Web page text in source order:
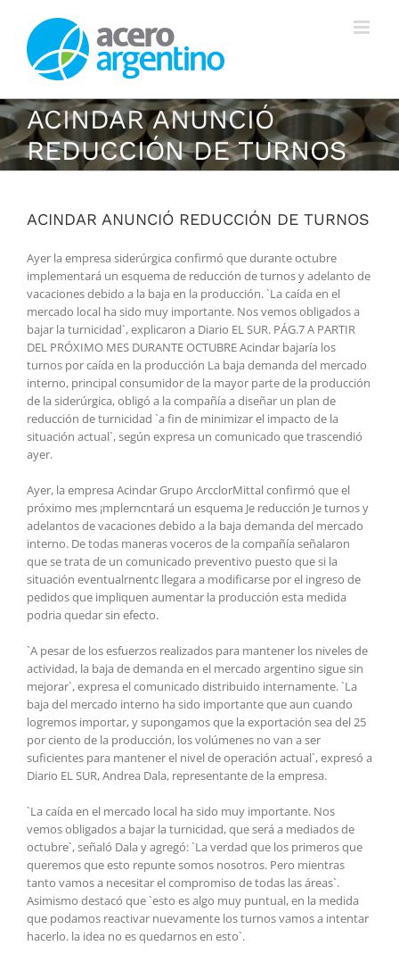
contenido
ACINDAR ANUNCIÓ
REDUCCIÓN DE TURNOS
ACINDAR ANUNCIÓ REDUCCIÓN DE TURNOS
Ayer la empresa siderúrgica confirmó que durante octubre
implementará un esquema de reducción de turnos y adelanto de
vacaciones debido a la baja en la producción. `La caída en el
mercado local ha sido muy importante. Nos vemos obligados a
bajar la turnicidad`, explicaron a Diario EL SUR. PÁG.7 A PARTIR
DEL PRÓXIMO MES DURANTE OCTUBRE Acindar bajaría los
turnos por caída en la producción La baja demanda del mercado
interno, principal consumidor de la mayor parte de la producción
de la siderúrgica, obligó a la compañía a diseñar un plan de
reducción de turnicidad `a fin de minimizar el impacto de la
situación actual`, según expresa un comunicado que trascendió
ayer.
Ayer, la empresa Acindar Grupo ArcclorMittal confirmó que el
próximo mes ¡mplerncntará un esquema Je reducción Je turnos y
adelantos de vacaciones debido a la baja demanda del mercado
interno. De todas maneras voceros de la compañía señalaron
que se trata de un comunicado preventivo puesto que si la
situación eventualrnentc llegara a modificarse por el ingreso de
pedidos que impliquen aumentar la producción esta medida
podria quedar sin efecto.
`A pesar de los esfuerzos realizados para mantener los niveles de
actividad, la baja de demanda en el mercado argentino sigue sin
mejorar`, expresa el comunicado distribuido internamente. `La
baja del mercado interno ha sido importante que aun cuando
logremos importar, y supongamos que la exportación sea del 25
por ciento de la producción, los volúmenes no van a ser
suficientes para mantener el nivel de operación actual`, expresó a
Diario EL SUR, Andrea Dala, representante de la empresa.
`La caída en el mercado local ha sido muy importante. Nos
vemos obligados a bajar la turnicidad, que será a mediados de
octubre`, señaló Dala y agregó: `La verdad que los primeros que
queremos que esto repunte somos nosotros. Pero mientras
tanto vamos a necesitar el compromiso de todas las áreas`.
Asimismo destacó que `esto es algo muy puntual, en la medida
que podamos reactivar nuevamente los turnos vamos a intentar
hacerlo. la idea no es quedarnos en esto`.